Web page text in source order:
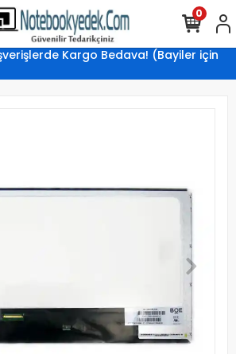
Kargo Bedava! (Bayiler için
0